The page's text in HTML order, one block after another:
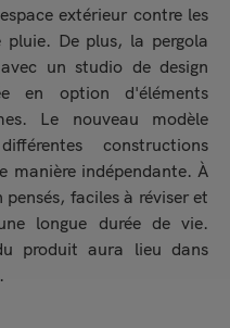
extérieur contre les
De plus, la pergola
un studio de design
en option d'éléments
Le nouveau modèle
constructions
manière indépendante. À
faciles à réviser et
longue durée de vie.
produit aura lieu dans